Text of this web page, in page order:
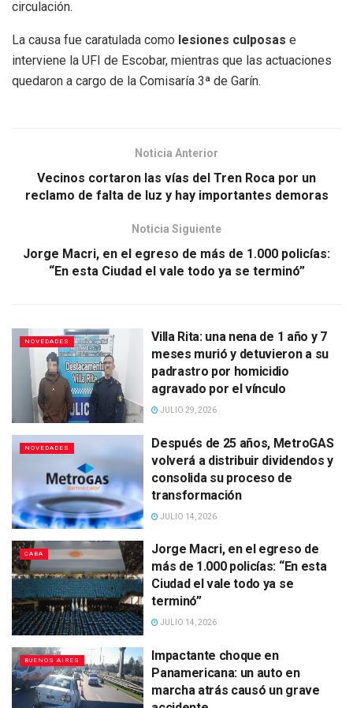
circulación.
La causa fue caratulada como lesiones culposas e
interviene la UFI de Escobar, mientras que las actuaciones
quedaron a cargo de la Comisaría 3ª de Garín.
Noticia Anterior
Vecinos cortaron las vías del Tren Roca por un
reclamo de falta de luz y hay importantes demoras
Noticia Siguiente
Jorge Macri, en el egreso de más de 1.000 policías:
“En esta Ciudad el vale todo ya se terminó”
NOVEDADES
Villa Rita: una nena de 1 año y 7
meses murió y detuvieron a su
padrastro por homicidio
agravado por el vínculo
JULIO 29, 2026
NOVEDADES
Después de 25 años, MetroGAS
volverá a distribuir dividendos y
consolida su proceso de
transformación
JULIO 14, 2026
CABA
Jorge Macri, en el egreso de
más de 1.000 policías: “En esta
Ciudad el vale todo ya se
terminó”
JULIO 14, 2026
BUENOS AIRES
Impactante choque en
Panamericana: un auto en
marcha atrás causó un grave